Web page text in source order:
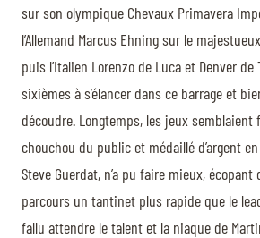
sur son olympique Chevaux Primavera
l’Allemand Marcus Ehning sur le
puis l’Italien Lorenzo de Luca et Denver de
sixièmes à s’élancer dans ce barrage et
découdre. Longtemps, les jeux semblaient
chouchou du public et médaillé d’argent
Steve Guerdat, n’a pu faire mieux,
parcours un tantinet plus rapide que le
fallu attendre le talent et la niaque de